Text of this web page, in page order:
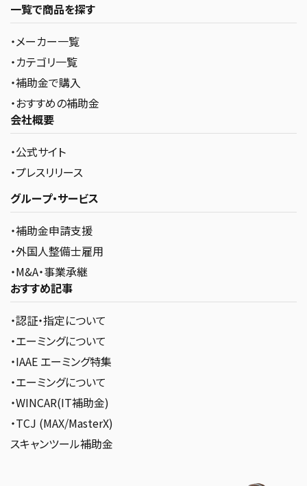
一覧で商品を探す
・メーカー一覧
・カテゴリ一覧
・補助金で購入
・おすすめの補助金
会社概要
・公式サイト
・プレスリリース
グループ・サービス
・補助金申請支援
・外国人整備士雇用
・M&A・事業承継
おすすめ記事
・認証・指定について
・エーミングについて
・IAAE エーミング特集
・エーミングについて
・WINCAR(IT補助金)
・TCJ (MAX/MasterX)
スキャンツール補助金